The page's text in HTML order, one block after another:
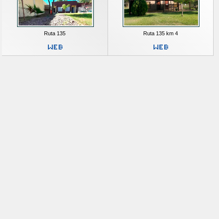
Ruta 135 Ruta 135 km 4